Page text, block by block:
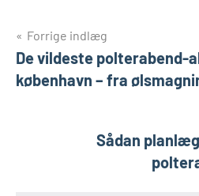
Indlægsnavigation
Forrige indlæg
De vildeste polterabend-
københavn – fra
Sådan